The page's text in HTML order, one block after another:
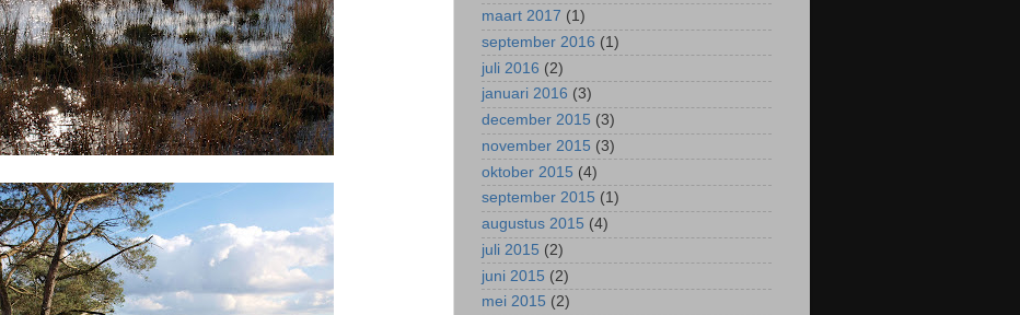
maart 2017 (1)
september 2016 (1)
juli 2016 (2)
januari 2016 (3)
december 2015 (3)
november 2015 (3)
oktober 2015 (4)
september 2015 (1)
augustus 2015 (4)
juli 2015 (2)
juni 2015 (2)
mei 2015 (2)